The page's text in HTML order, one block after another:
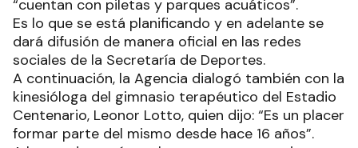
“cuentan con piletas y parques acuáticos”.
Es lo que se está planificando y en adelante se
dará difusión de manera oficial en las redes
sociales de la Secretaría de Deportes.
A continuación, la Agencia dialogó también con la
kinesióloga del gimnasio terapéutico del Estadio
Centenario, Leonor Lotto, quien dijo: “Es un placer
formar parte del mismo desde hace 16 años”.